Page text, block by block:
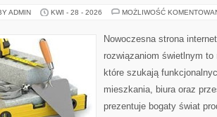
ADMIN KWI - 28 - 2026 MOŻLIWOŚĆ
Nowoczesna strona
rozwiązaniom świetlnym
które szukają
mieszkania, biura oraz
prezentuje bogaty świat